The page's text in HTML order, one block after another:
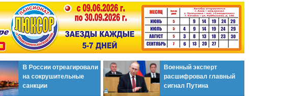
В России отреагировали
на сокрушительные
санкции
Военный эксперт
расшифровал главный
сигнал Путина